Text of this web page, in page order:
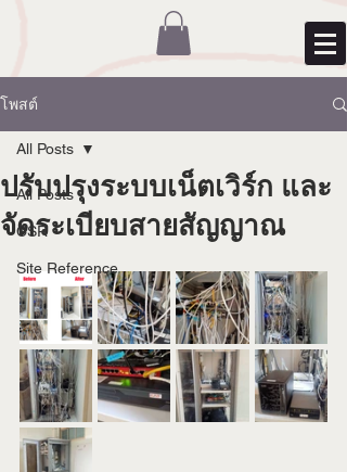
โพสต์
All Posts
CSR
Site Reference
All Posts
ปรับปรุงระบบเน็ตเวิร์ก และ
จัดระเบียบสายสัญญาณ